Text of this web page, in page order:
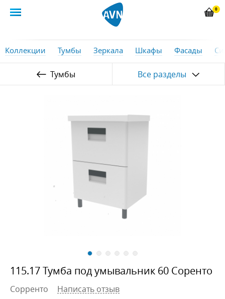
0
Коллекции Тумбы Зеркала Шкафы Фасады
Тумбы Все разделы
115.17 Тумба под умывальник 60 Соренто
Сорренто
Написать отзыв